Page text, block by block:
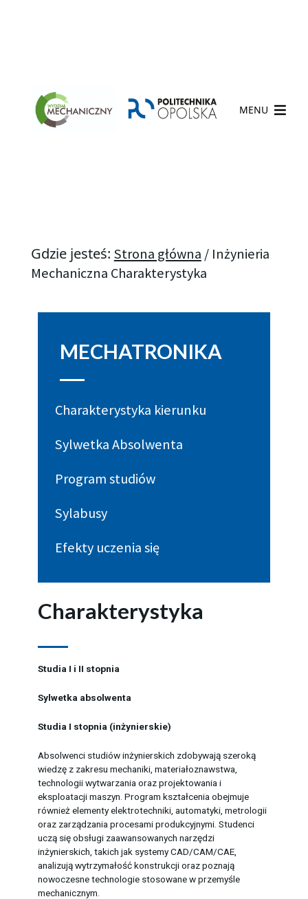
MENU
Gdzie jesteś: Strona główna / Inżynieria
Mechaniczna Charakterystyka
MECHATRONIKA
Charakterystyka kierunku
Sylwetka Absolwenta
Program studiów
Sylabusy
Efekty uczenia się
Charakterystyka
Studia I i II stopnia
Sylwetka absolwenta
Studia I stopnia (inżynierskie)
Absolwenci studiów inżynierskich zdobywają szeroką
wiedzę z zakresu mechaniki, materiałoznawstwa,
technologii wytwarzania oraz projektowania i
eksploatacji maszyn. Program kształcenia obejmuje
również elementy elektrotechniki, automatyki, metrologii
oraz zarządzania procesami produkcyjnymi. Studenci
uczą się obsługi zaawansowanych narzędzi
inżynierskich, takich jak systemy CAD/CAM/CAE,
analizują wytrzymałość konstrukcji oraz poznają
nowoczesne technologie stosowane w przemyśle
mechanicznym.